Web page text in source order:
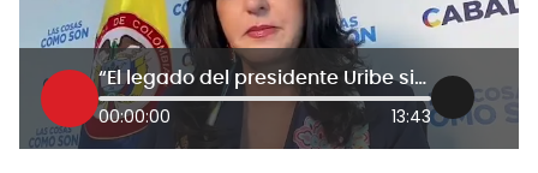
“El legado del presidente Uribe sigue más vigente que nunca”: María Fernanda Cabal
00:00:00 13:43